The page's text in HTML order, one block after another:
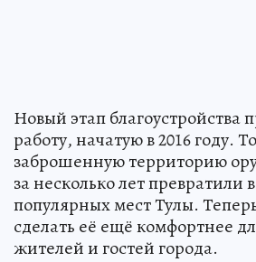
Новый этап благоустройства
работу, начатую в 2016 году.
заброшенную территорию
за несколько лет превратили
популярных мест Тулы.
сделать её ещё комфортнее
жителей и гостей города.